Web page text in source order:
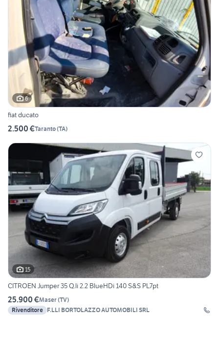
6
fiat ducato
2.500 €Taranto(TA)
15
CITROEN Jumper 35 Q.li 2.2 BlueHDi 140 S&S PL7pt
25.900 €Maser(TV)
Rivenditore F.LLI BORTOLAZZO AUTOMOBILI SRL